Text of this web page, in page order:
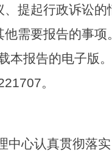
提起行政诉讼
需要报告的事项
本报告的电子版
。
心认真贯彻落实